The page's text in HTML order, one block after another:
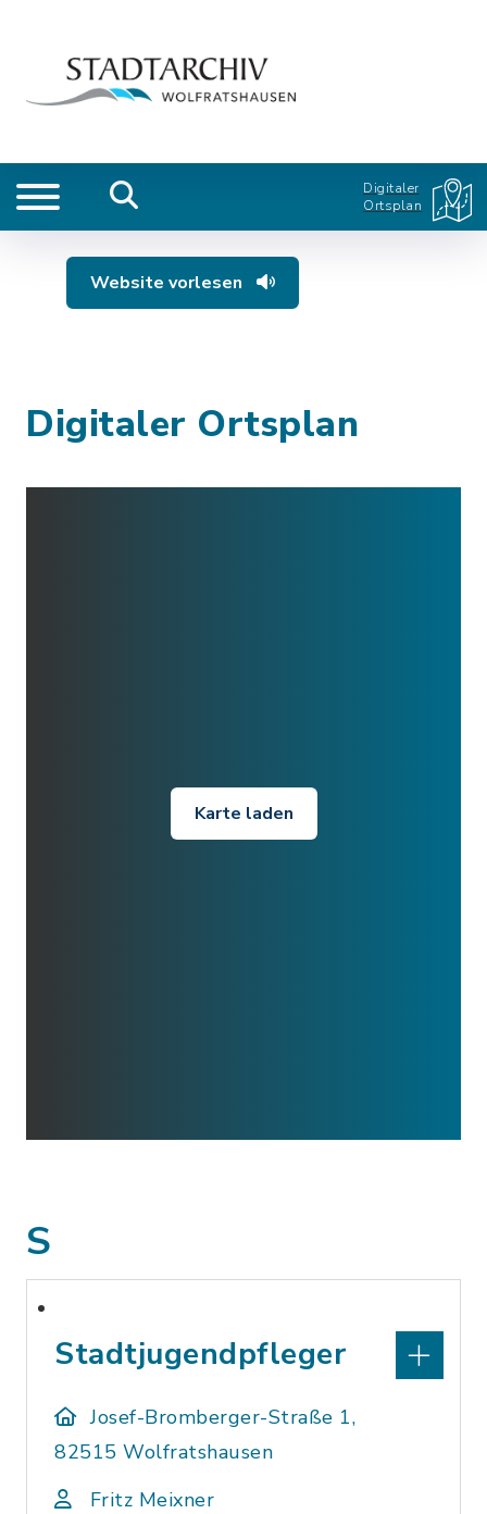
Digitaler
Ortsplan
Website vorlesen
Digitaler Ortsplan
Karte laden
S
Stadtjugendpfleger
Josef-Bromberger-Straße 1,
82515 Wolfratshausen
Fritz Meixner